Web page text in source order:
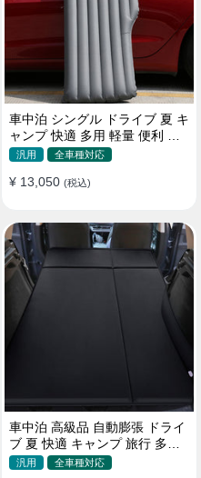
車中泊 シングル ドライブ 夏 キ
ャンプ 快適 多用 軽量 便利 省
スペース 旅行 エアーベッド
汎用 全車種対応
¥ 13,050 (税込)
車中泊 高級品 自動膨張 ドライ
ブ 夏 快適 キャンプ 旅行 多用
取付簡単 収納便利 エアーベッ
汎用 全車種対応